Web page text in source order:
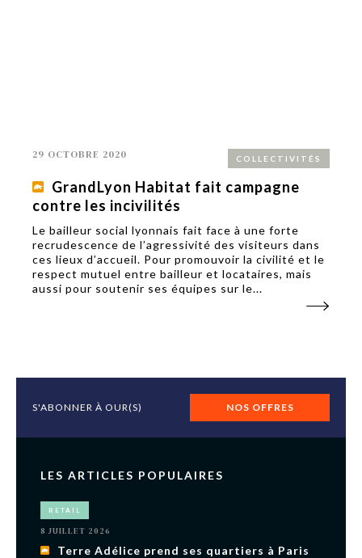
COLLECTIVITÉS
29 OCTOBRE 2020
GrandLyon Habitat fait campagne
contre les incivilités
Le bailleur social lyonnais fait face à une forte
recrudescence de l’agressivité des visiteurs dans
ces lieux d’accueil. Pour promouvoir la civilité et le
respect mutuel entre bailleur et locataires, mais
aussi pour soutenir ses équipes sur le...
S'ABONNER À OUR(S) NOS OFFRES
LES ARTICLES POPULAIRES
RETAIL
8 JUILLET 2026
Terre Adélice prend ses quartiers à Paris